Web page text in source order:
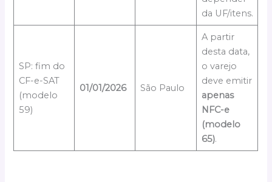
da UF/itens.
SP: fim do
CF-e-SAT
(modelo
59)
01/01/2026 São Paulo
A partir
desta data,
o varejo
deve emitir
apenas
NFC-e
(modelo
65).